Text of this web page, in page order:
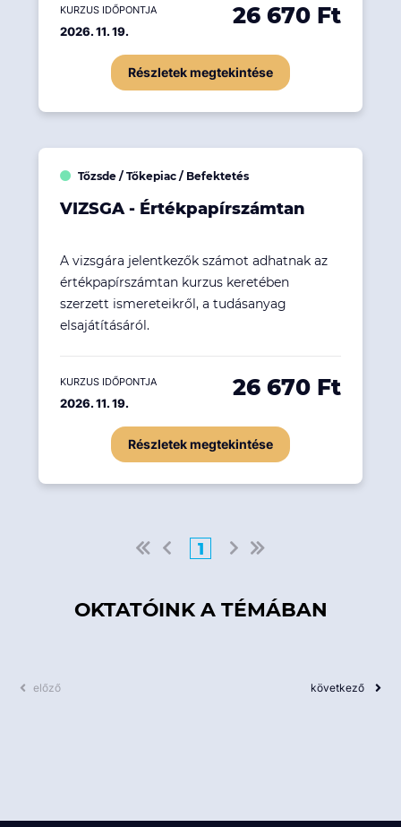
KURZUS IDŐPONTJA
2026. 11. 19.
26 670 Ft
Részletek megtekintése
Tőzsde / Tőkepiac / Befektetés
VIZSGA - Értékpapírszámtan
A vizsgára jelentkezők számot adhatnak az
értékpapírszámtan kurzus keretében
szerzett ismereteikről, a tudásanyag
elsajátításáról.
KURZUS IDŐPONTJA
2026. 11. 19.
26 670 Ft
Részletek megtekintése
1
OKTATÓINK A TÉMÁBAN
előző következő